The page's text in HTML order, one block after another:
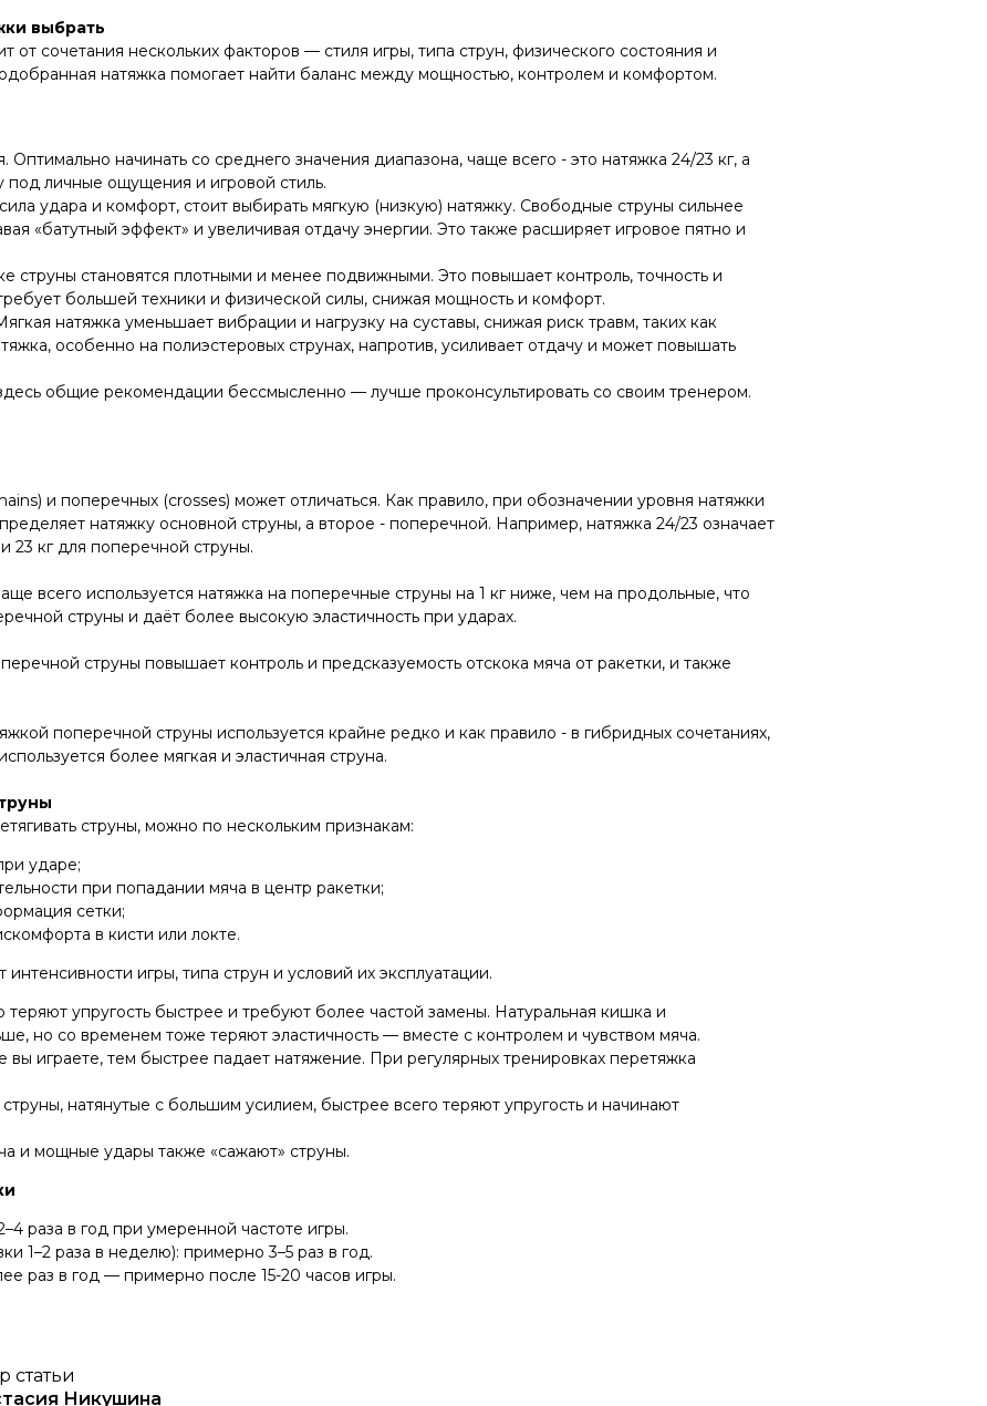
выбрать
от сочетания нескольких факторов — стиля игры, типа струн, физического состояния и
натяжка помогает найти баланс между мощностью, контролем и комфортом.
начинать со среднего значения диапазона, чаще всего - это натяжка 24/23 кг, а
под личные ощущения и игровой стиль.
удара и комфорт, стоит выбирать мягкую (низкую) натяжку. Свободные струны сильнее
«батутный эффект» и увеличивая отдачу энергии. Это также расширяет игровое пятно и
струны становятся плотными и менее подвижными. Это повышает контроль, точность и
большей техники и физической силы, снижая мощность и комфорт.
натяжка уменьшает вибрации и нагрузку на суставы, снижая риск травм, таких как
особенно на полиэстеровых струнах, напротив, усиливает отдачу и может повышать
общие рекомендации бессмысленно — лучше проконсультировать со своим тренером.
и поперечных (crosses) может отличаться. Как правило, при обозначении уровня натяжки
натяжку основной струны, а второе - поперечной. Например, натяжка 24/23 означает
23 кг для поперечной струны.
всего используется натяжка на поперечные струны на 1 кг ниже, чем на продольные, что
струны и даёт более высокую эластичность при ударах.
струны повышает контроль и предсказуемость отскока мяча от ракетки, и также
поперечной струны используется крайне редко и как правило - в гибридных сочетаниях,
более мягкая и эластичная струна.
струны, можно по нескольким признакам:
ударе;
при попадании мяча в центр ракетки;
сетки;
в кисти или локте.
игры, типа струн и условий их эксплуатации.
теряют упругость быстрее и требуют более частой замены. Натуральная кишка и
но со временем тоже теряют эластичность — вместе с контролем и чувством мяча.
играете, тем быстрее падает натяжение. При регулярных тренировках перетяжка
натянутые с большим усилием, быстрее всего теряют упругость и начинают
и мощные удары также «сажают» струны.
раза в год при умеренной частоте игры.
1–2 раза в неделю): примерно 3–5 раз в год.
раз в год — примерно после 15-20 часов игры.
статьи
Никушина